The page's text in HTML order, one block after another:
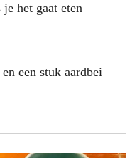
je het gaat eten
een stuk aardbei